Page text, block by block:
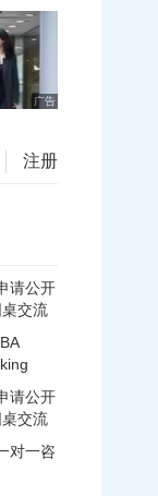
广告
注册
请公开
交流
请公开
交流
对一咨